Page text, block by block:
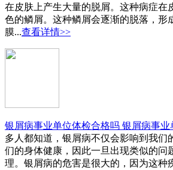
在皮肤上产生大量的脱屑。这种病症在
色的鳞屑。这种鳞屑会逐渐的脱落，形
膜...查看详情>>
银屑病事业单位体检合格吗 银屑病事
多人都知道，银屑病不仅会影响到我们
们的身体健康，因此一旦出现类似的问
理。银屑病的危害是很大的，因为这种